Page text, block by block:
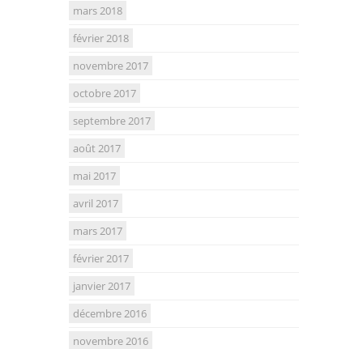
mars 2018
février 2018
novembre 2017
octobre 2017
septembre 2017
août 2017
mai 2017
avril 2017
mars 2017
février 2017
janvier 2017
décembre 2016
novembre 2016